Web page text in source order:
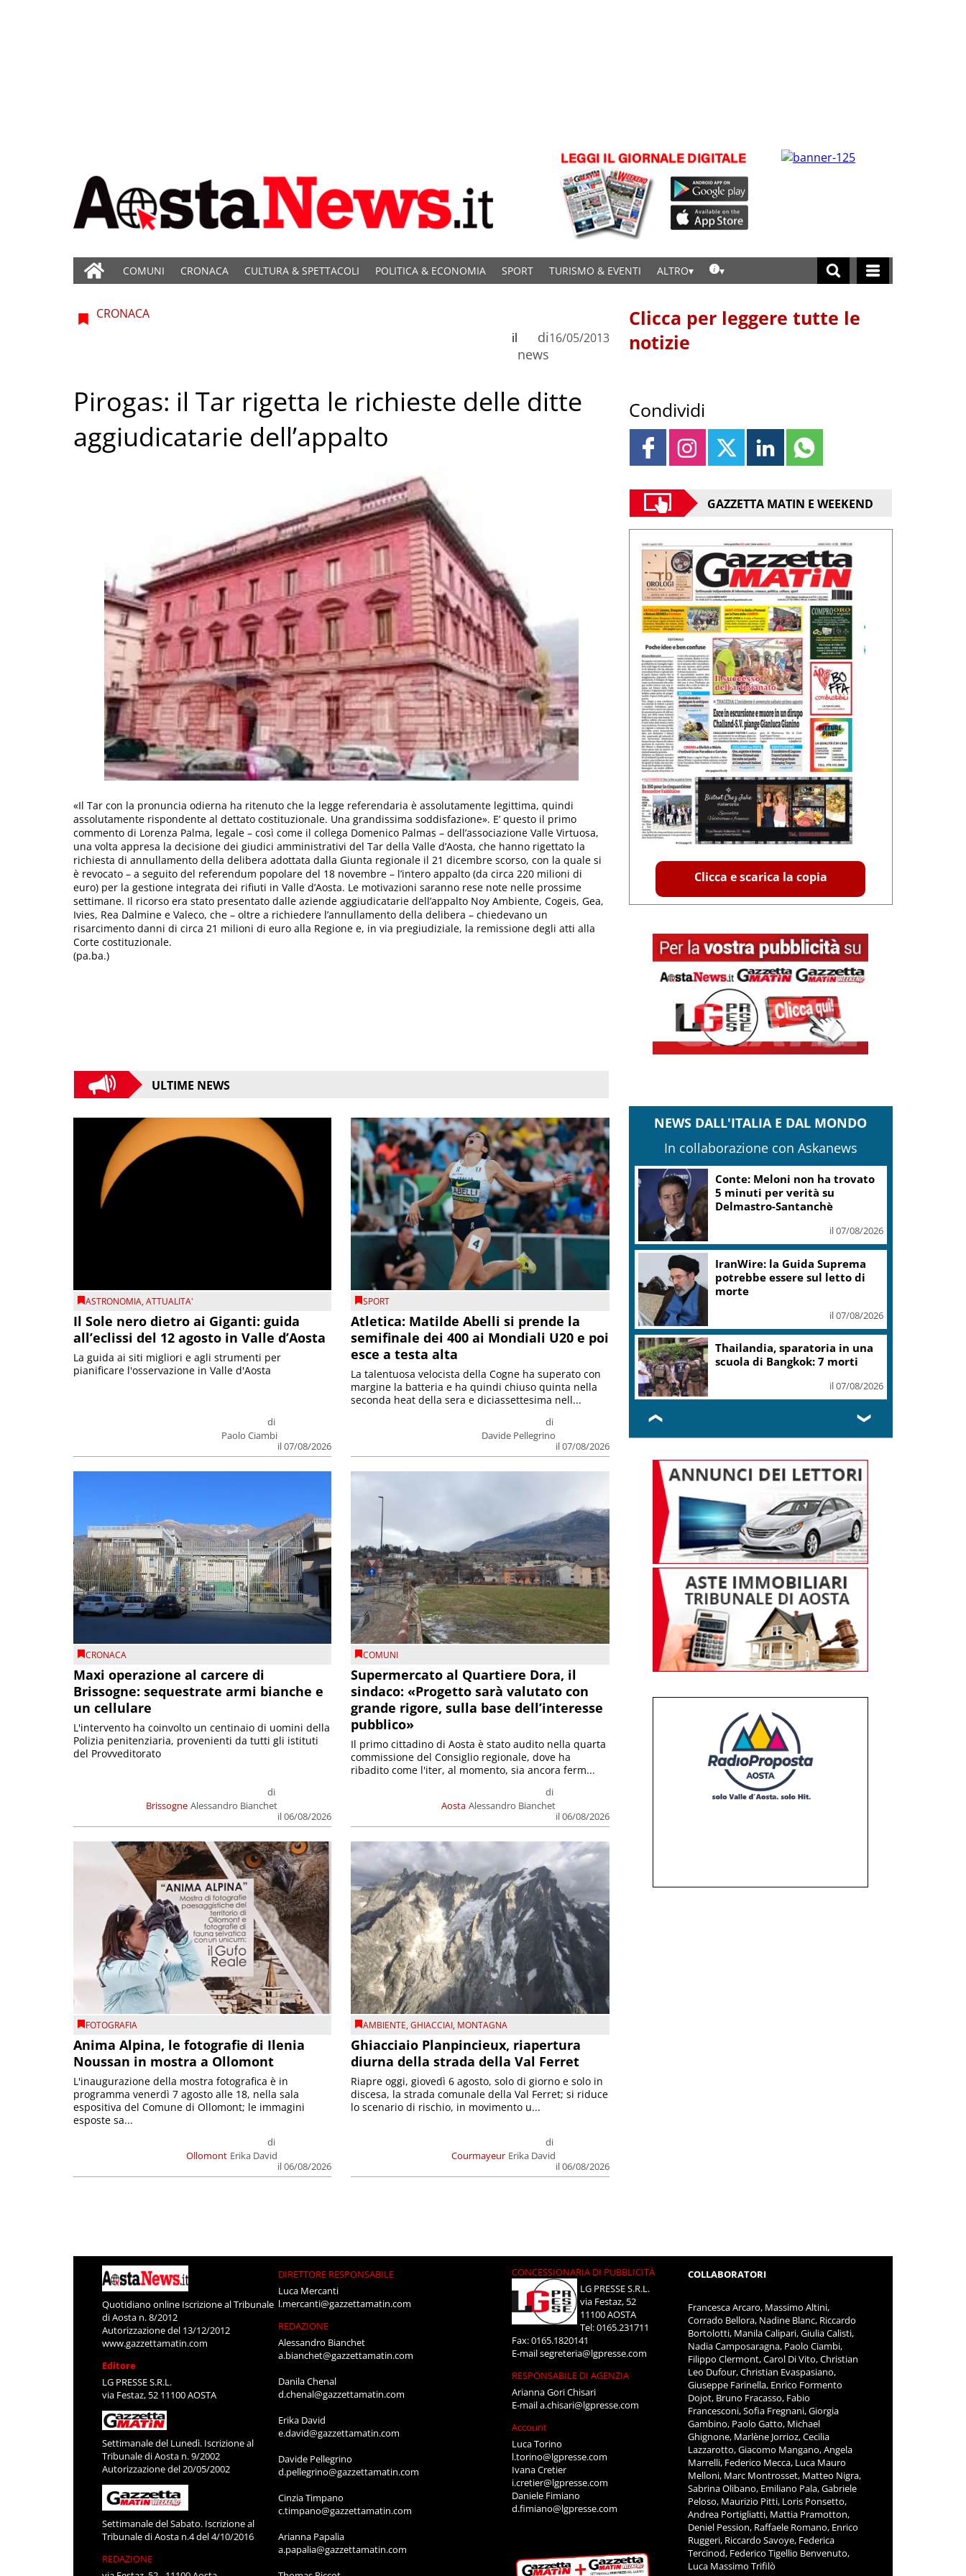
COMUNI CRONACA CULTURA & SPETTACOLI POLITICA & ECONOMIA SPORT TURISMO & EVENTI ALTRO
CRONACA
di
news
il 16/05/2013
Pirogas: il Tar rigetta le richieste delle ditte
aggiudicatarie dell’appalto
«Il Tar con la pronuncia odierna ha ritenuto che la legge referendaria è assolutamente legittima, quindi
assolutamente rispondente al dettato costituzionale. Una grandissima soddisfazione». E’ questo il primo
commento di Lorenza Palma, legale – così come il collega Domenico Palmas – dell’associazione Valle Virtuosa,
una volta appresa la decisione dei giudici amministrativi del Tar della Valle d’Aosta, che hanno rigettato la
richiesta di annullamento della delibera adottata dalla Giunta regionale il 21 dicembre scorso, con la quale si
è revocato – a seguito del referendum popolare del 18 novembre – l’intero appalto (da circa 220 milioni di
euro) per la gestione integrata dei rifiuti in Valle d’Aosta. Le motivazioni saranno rese note nelle prossime
settimane. Il ricorso era stato presentato dalle aziende aggiudicatarie dell’appalto Noy Ambiente, Cogeis, Gea,
Ivies, Rea Dalmine e Valeco, che – oltre a richiedere l’annullamento della delibera – chiedevano un
risarcimento danni di circa 21 milioni di euro alla Regione e, in via pregiudiziale, la remissione degli atti alla
Corte costituzionale.
(pa.ba.)
ULTIME NEWS
ASTRONOMIA,ATTUALITA'
Il Sole nero dietro ai Giganti: guida
all’eclissi del 12 agosto in Valle d’Aosta
di
Paolo Ciambi
il 07/08/2026
La guida ai siti migliori e agli strumenti per
pianificare l'osservazione in Valle d'Aosta
SPORT
Atletica: Matilde Abelli si prende la
semifinale dei 400 ai Mondiali U20 e poi
esce a testa alta
di
Davide Pellegrino
il 07/08/2026
La talentuosa velocista della Cogne ha superato con
margine la batteria e ha quindi chiuso quinta nella
seconda heat della sera e diciassettesima nell...
CRONACA
Maxi operazione al carcere di
Brissogne: sequestrate armi bianche e
un cellulare
Brissogne
di
Alessandro Bianchet
il 06/08/2026
L'intervento ha coinvolto un centinaio di uomini della
Polizia penitenziaria, provenienti da tutti gli istituti
del Provveditorato
COMUNI
Supermercato al Quartiere Dora, il
sindaco: «Progetto sarà valutato con
grande rigore, sulla base dell’interesse
pubblico»
Aosta
di
Alessandro Bianchet
il 06/08/2026
Il primo cittadino di Aosta è stato audito nella quarta
commissione del Consiglio regionale, dove ha
ribadito come l'iter, al momento, sia ancora ferm...
FOTOGRAFIA
Anima Alpina, le fotografie di Ilenia
Noussan in mostra a Ollomont
Ollomont
di
Erika David
il 06/08/2026
L'inaugurazione della mostra fotografica è in
programma venerdì 7 agosto alle 18, nella sala
espositiva del Comune di Ollomont; le immagini
esposte sa...
AMBIENTE,GHIACCIAI, MONTAGNA
Ghiacciaio Planpincieux, riapertura
diurna della strada della Val Ferret
Courmayeur
di
Erika David
il 06/08/2026
Riapre oggi, giovedì 6 agosto, solo di giorno e solo in
discesa, la strada comunale della Val Ferret; si riduce
lo scenario di rischio, in movimento u...
Clicca per leggere tutte le
notizie
Condividi
GAZZETTA MATIN E WEEKEND
Clicca e scarica la copia
NEWS DALL'ITALIA E DAL MONDO
In collaborazione con Askanews
Conte: Meloni non ha trovato
5 minuti per verità su
Delmastro-Santanchè
il 07/08/2026
IranWire: la Guida Suprema
potrebbe essere sul letto di
morte
il 07/08/2026
Thailandia, sparatoria in una
scuola di Bangkok: 7 morti
il 07/08/2026
❮ ❯
Quotidiano online Iscrizione al Tribunale
di Aosta n. 8/2012
Autorizzazione del 13/12/2012
www.gazzettamatin.com
Editore
LG PRESSE S.R.L.
via Festaz, 52 11100 AOSTA
Settimanale del Lunedì. Iscrizione al
Tribunale di Aosta n. 9/2002
Autorizzazione del 20/05/2002
Settimanale del Sabato. Iscrizione al
Tribunale di Aosta n.4 del 4/10/2016
REDAZIONE
DIRETTORE RESPONSABILE
Luca Mercanti
l.mercanti@gazzettamatin.com
REDAZIONE
Alessandro Bianchet
a.bianchet@gazzettamatin.com
Danila Chenal
d.chenal@gazzettamatin.com
Erika David
e.david@gazzettamatin.com
Davide Pellegrino
d.pellegrino@gazzettamatin.com
Cinzia Timpano
c.timpano@gazzettamatin.com
Arianna Papalia
a.papalia@gazzettamatin.com
CONCESSIONARIA DI PUBBLICITÀ
LG PRESSE S.R.L.
via Festaz, 52
11100 AOSTA
Tel: 0165.231711
Fax: 0165.1820141
E-mailsegreteria@lgpresse.com
RESPONSABILE DI AGENZIA
Arianna Gori Chisari
E-maila.chisari@lgpresse.com
Account
Luca Torino
l.torino@lgpresse.com
Ivana Cretier
i.cretier@lgpresse.com
Daniele Fimiano
d.fimiano@lgpresse.com
COLLABORATORI
Francesca Arcaro, Massimo Altini,
Corrado Bellora, Nadine Blanc, Riccardo
Bortolotti, Manila Calipari, Giulia Calisti,
Nadia Camposaragna, Paolo Ciambi,
Filippo Clermont, Carol Di Vito, Christian
Leo Dufour, Christian Evaspasiano,
Giuseppe Farinella, Enrico Formento
Dojot, Bruno Fracasso, Fabio
Francesconi, Sofia Fregnani, Giorgia
Gambino, Paolo Gatto, Michael
Ghignone, Marlène Jorrioz, Cecilia
Lazzarotto, Giacomo Mangano, Angela
Marrelli, Federico Mecca, Luca Mauro
Melloni, Marc Montrosset, Matteo Nigra,
Sabrina Olibano, Emiliano Pala, Gabriele
Peloso, Maurizio Pitti, Loris Ponsetto,
Andrea Portigliatti, Mattia Pramotton,
Deniel Pession, Raffaele Romano, Enrico
Ruggeri, Riccardo Savoye, Federica
Tercinod, Federico Tigellio Benvenuto,
Luca Massimo Trifilò